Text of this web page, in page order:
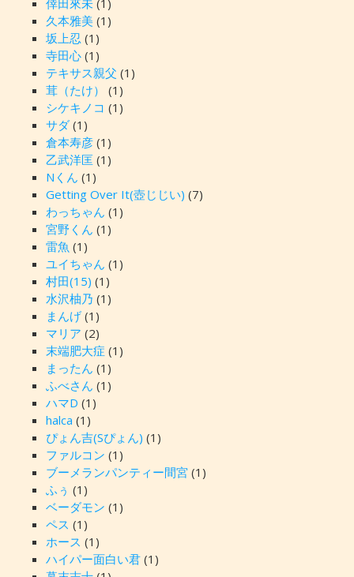
倖田來未(1)
久本雅美(1)
坂上忍 (1)
寺田心(1)
テキサス親父 (1)
茸（たけ）
(1)
シケキノコ (1)
サダ(1)
倉本寿彦(1)
乙武洋匡 (1)
Nくん (1)
Getting Over It(壺じじい) (7)
わっちゃん (1)
宮野くん (1)
雷魚 (1)
ユイちゃん (1)
村田(15) (1)
水沢柚乃 (1)
まんげ(1)
マリア (2)
末端肥大症 (1)
まったん (1)
ふべさん (1)
ハマD (1)
halca (1)
ぴょん吉(Sぴょん) (1)
ファルコン (1)
ブーメランパンティー間宮 (1)
ふぅ (1)
ベーダモン (1)
ペス (1)
ホース (1)
ハイパー面白い君(1)